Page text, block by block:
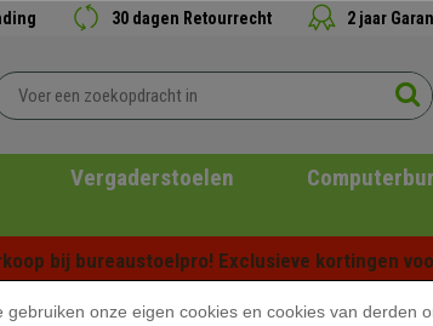
30 dagen Retourrecht 2 jaar
Vergaderstoelen
bij bureaustoelpro! Exclusieve kortingen
gebruiken onze eigen cookies en cookies van derden